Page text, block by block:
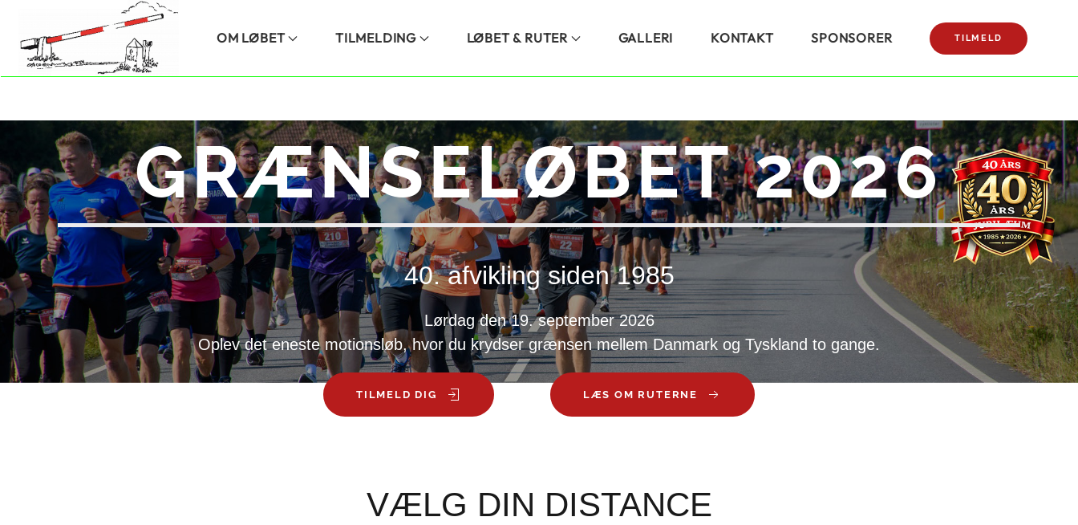
Skip to main content OM LØBET TILMELDING LØBET & RUTER GALLERI KONTAKT SPONSORER TILMELD
GRÆNSELØBET 2026
40. afvikling siden 1985
Lørdag den 19. september 2026
Oplev det eneste motionsløb, hvor du krydser grænsen mellem Danmark og Tyskland to gange.
TILMELD DIG LÆS OM RUTERNE
VÆLG DIN DISTANCE